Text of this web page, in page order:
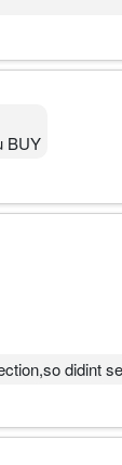
BUY
didint